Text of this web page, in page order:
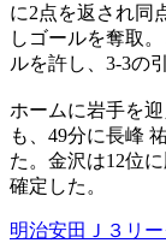
に2点を返され同
しゴールを奪取
ルを許し、3-3の
ホームに岩手を
も、49分に長峰
た。金沢は12位
確定した。
明治安田Ｊ３リ